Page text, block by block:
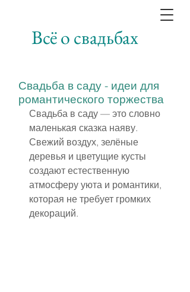
Всё о свадьбах
Свадьба в саду - идеи для
романтического торжества
Свадьба в саду — это словно
маленькая сказка наяву.
Свежий воздух, зелёные
деревья и цветущие кусты
создают естественную
атмосферу уюта и романтики,
которая не требует громких
декораций.